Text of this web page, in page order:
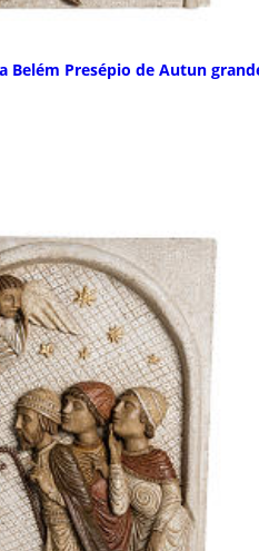
Belém Presépio de Autun